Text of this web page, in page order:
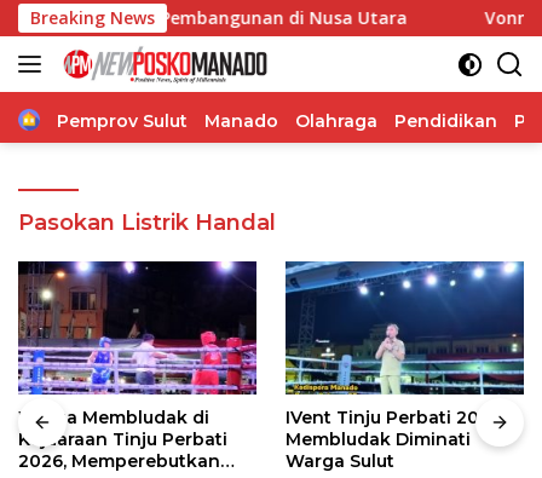
Langsung
ke
konten
Breaking NewsPembangunan di Nusa Utara Vonny Paat
Home
Pemprov Sulut Manado Olahraga Pendidikan
Pasokan Listrik Handal
Warga Membludak di
Kejuaraan Tinju Perbati
2026, Memperebutkan
IVent Tinju Perbati 2026
Membludak Diminati
Warga Sulut